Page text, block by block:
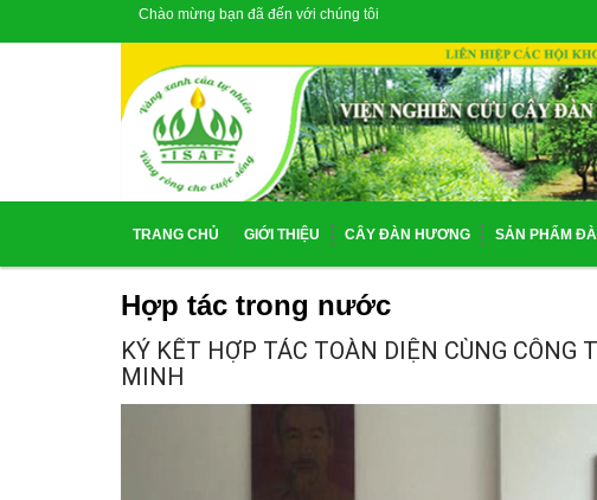
Chào mừng bạn đã đến với chúng tôi
TRANG CHỦ GIỚI THIỆU CÂY ĐÀN HƯƠNG SẢN PHẨM
Hợp tác trong nước
KÝ KẾT HỢP TÁC TOÀN DIỆN CÙNG
MINH